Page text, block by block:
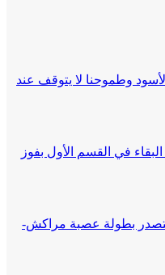
وطموحنا لا يتوقف عند
في القسم الأول بفوز
يتصدر بطولة عصبة مراكش-